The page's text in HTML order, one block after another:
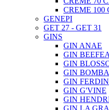
CREME 100
GENEPI
GET 27 - GET 31
GINS
GIN ANAE
GIN
GIN
GIN
GIN
GIN G'VINE
GIN
GIN LA